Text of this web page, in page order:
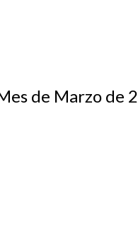
de Marzo de